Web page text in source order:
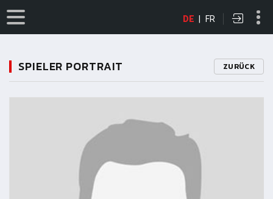
DE | FR
SPIELER PORTRAIT ZURÜCK